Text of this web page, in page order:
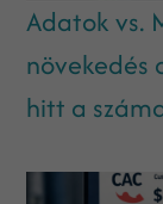
Adatok vs.
növekedés
hitt a